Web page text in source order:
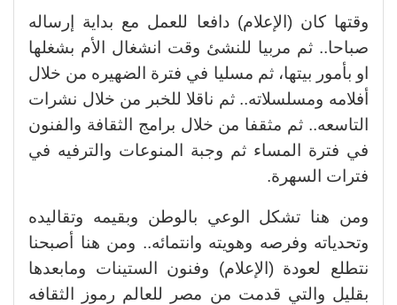
وقتها كان (الإعلام) دافعا للعمل مع بداية إرساله
صباحا.. ثم مربيا للنشئ وقت انشغال الأم بشغلها
او بأمور بيتها، ثم مسليا في فترة الضهيره من خلال
أفلامه ومسلسلاته.. ثم ناقلا للخبر من خلال نشرات
التاسعه.. ثم مثقفا من خلال برامج الثقافة والفنون
في فترة المساء ثم وجبة المنوعات والترفيه في
فترات السهرة.
ومن هنا تشكل الوعي بالوطن وبقيمه وتقاليده
وتحدياته وفرصه وهويته وانتمائه.. ومن هنا أصبحنا
نتطلع لعودة (الإعلام) وفنون الستينات ومابعدها
بقليل والتي قدمت من مصر للعالم رموز الثقافه